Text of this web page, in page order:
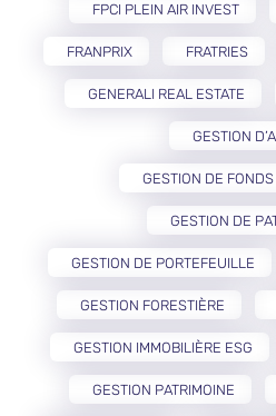
FPCI PLEIN AIR INVEST
FRANPRIX FRATRIES
GENERALI REAL ESTATE
GESTION
GESTION DE
GESTION DE
GESTION DE PORTEFEUILLE
GESTION FORESTIÈRE
GESTION IMMOBILIÈRE ESG
GESTION PATRIMOINE